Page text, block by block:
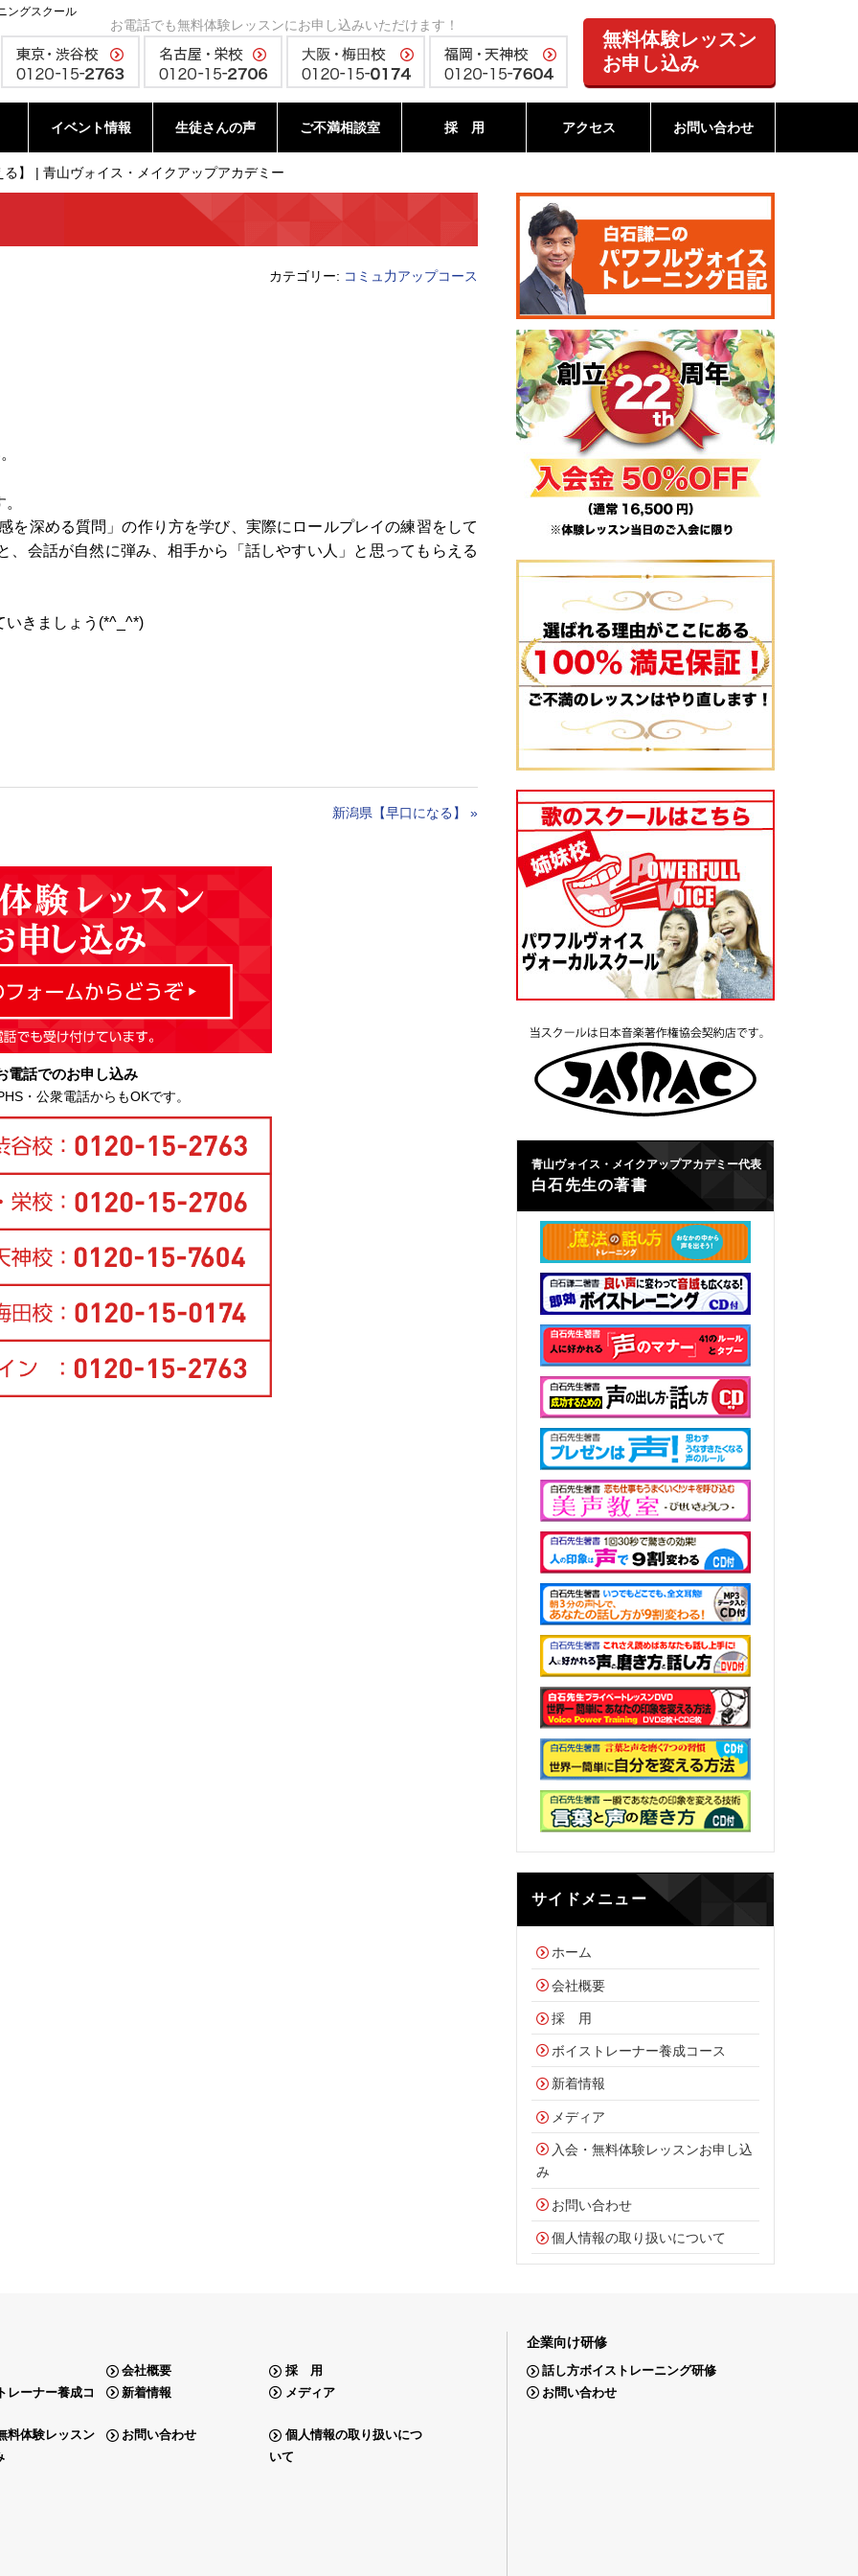
ングスクール
お電話でも無料体験レッスンにお申し込みいただけます！
無料体験レッスン
お申し込み
イベント情報 生徒さんの声 ご不満相談室 採 用 アクセス お問い合わせ
】 | 青山ヴォイス・メイクアップアカデミー
カテゴリー: コミュ力アップコース
を深める質問」の作り方を学び、実際にロールプレイの練習をして
会話が自然に弾み、相手から「話しやすい人」と思ってもらえる
いきましょう(*^_^*)
新潟県【早口になる】 »
電話でのお申し込み
・公衆電話からもOKです。
青山ヴォイス・メイクアップアカデミー代表
白石先生の著書
サイドメニュー
ホーム
会社概要
採 用
ボイストレーナー養成コース
新着情報
メディア
入会・無料体験レッスンお申し込
み
お問い合わせ
個人情報の取り扱いについて
会社概要
採 用
レーナー養成コ
新着情報 メディア
料体験レッスン
お問い合わせ
個人情報の取り扱いにつ
いて
企業向け研修
話し方ボイストレーニング研修
お問い合わせ